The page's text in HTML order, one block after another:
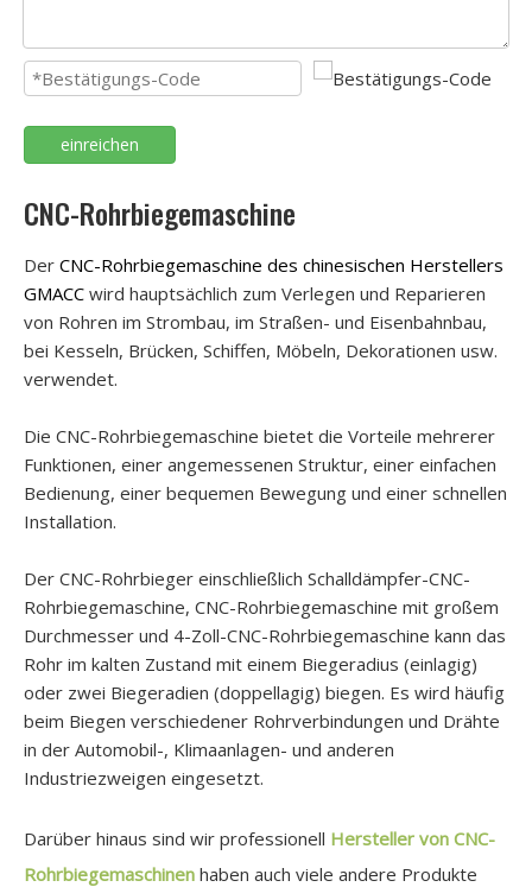
einreichen
CNC-Rohrbiegemaschine
Der CNC-Rohrbiegemaschine des chinesischen Herstellers
GMACC wird hauptsächlich zum Verlegen und Reparieren
von Rohren im Strombau, im Straßen- und Eisenbahnbau,
bei Kesseln, Brücken, Schiffen, Möbeln, Dekorationen usw.
verwendet.
Die CNC-Rohrbiegemaschine bietet die Vorteile mehrerer
Funktionen, einer angemessenen Struktur, einer einfachen
Bedienung, einer bequemen Bewegung und einer schnellen
Installation.
Der CNC-Rohrbieger einschließlich Schalldämpfer-CNC-
Rohrbiegemaschine, CNC-Rohrbiegemaschine mit großem
Durchmesser und 4-Zoll-CNC-Rohrbiegemaschine kann das
Rohr im kalten Zustand mit einem Biegeradius (einlagig)
oder zwei Biegeradien (doppellagig) biegen. Es wird häufig
beim Biegen verschiedener Rohrverbindungen und Drähte
in der Automobil-, Klimaanlagen- und anderen
Industriezweigen eingesetzt.
Darüber hinaus sind wir professionell Hersteller von CNC-
Rohrbiegemaschinen haben auch viele andere Produkte